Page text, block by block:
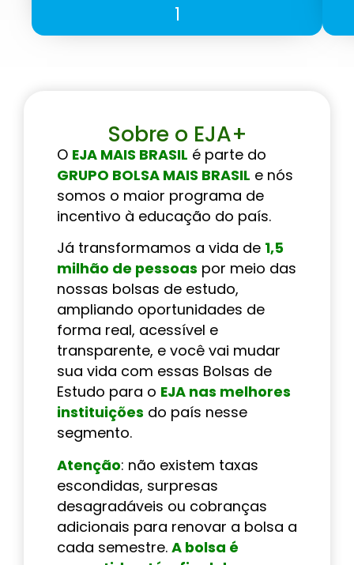
1
Sobre o EJA+
O EJA MAIS BRASIL é parte do
GRUPO BOLSA MAIS BRASIL e nós
somos o maior programa de
incentivo à educação do país.
Já transformamos a vida de 1,5
milhão de pessoas por meio das
nossas bolsas de estudo,
ampliando oportunidades de
forma real, acessível e
transparente, e você vai mudar
sua vida com essas Bolsas de
Estudo para o EJA nas melhores
instituições do país nesse
segmento.
Atenção: não existem taxas
escondidas, surpresas
desagradáveis ou cobranças
adicionais para renovar a bolsa a
cada semestre. A bolsa é